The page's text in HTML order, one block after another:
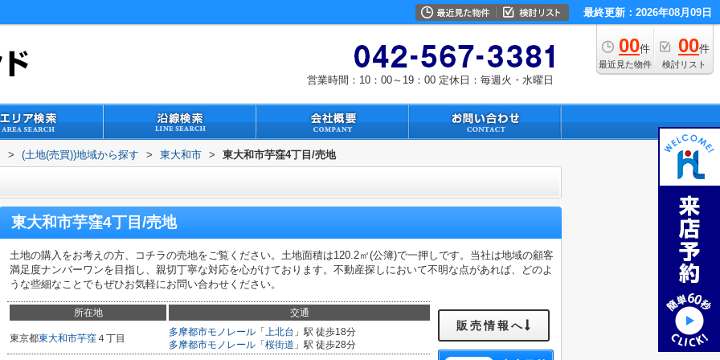
最終更新：2026年08月09日
00件
最近見た物件
00件
検討リスト
営業時間：10：00～19：00 定休日：毎週火・水曜日
> (土地(売買))地域から探す > 東大和市 > 東大和市芋窪4丁目/売地
東大和市芋窪4丁目/売地
土地の購入をお考えの方、コチラの売地をご覧ください。土地面積は120.2㎡(公簿)で一押しです。当社は地域の顧客
満足度ナンバーワンを目指し、親切丁寧な対応を心がけております。不動産探しにおいて不明な点があれば、どのよ
うな些細なことでもぜひお気軽にお問い合わせください。
所在地 交通
東京都東大和市芋窪４丁目
多摩都市モノレール 「 上北台 」駅 徒歩18分
多摩都市モノレール 「 桜街道 」駅 徒歩28分
販売情報へ